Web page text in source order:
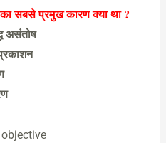
का सबसे प्रमुख कारण क्या था ?
असंतोष